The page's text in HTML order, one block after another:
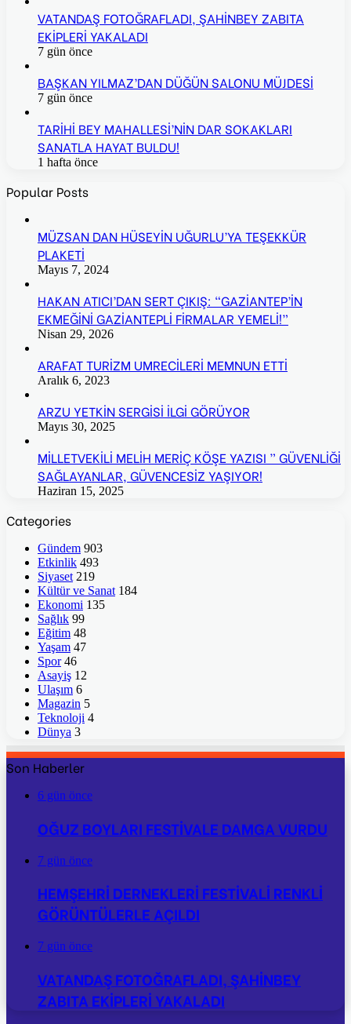
VATANDAŞ FOTOĞRAFLADI, ŞAHİNBEY ZABITA
EKİPLERİ YAKALADI
7 gün önce
BAŞKAN YILMAZ’DAN DÜĞÜN SALONU MÜJDESİ
7 gün önce
TARİHİ BEY MAHALLESİ’NİN DAR SOKAKLARI
SANATLA HAYAT BULDU!
1 hafta önce
Popular Posts
MÜZSAN DAN HÜSEYİN UĞURLU’YA TEŞEKKÜR
PLAKETİ
Mayıs 7, 2024
HAKAN ATICI’DAN SERT ÇIKIŞ: “GAZİANTEP’İN
EKMEĞİNİ GAZİANTEPLİ FİRMALAR YEMELİ!”
Nisan 29, 2026
ARAFAT TURİZM UMRECİLERİ MEMNUN ETTİ
Aralık 6, 2023
ARZU YETKİN SERGİSİ İLGİ GÖRÜYOR
Mayıs 30, 2025
MİLLETVEKİLİ MELİH MERİÇ KÖŞE YAZISI ” GÜVENLİĞİ
SAĞLAYANLAR, GÜVENCESİZ YAŞIYOR!
Haziran 15, 2025
Categories
Gündem 903
Etkinlik 493
Siyaset 219
Kültür ve Sanat 184
Ekonomi 135
Sağlık 99
Eğitim 48
Yaşam 47
Spor 46
Asayiş 12
Ulaşım 6
Magazin 5
Teknoloji 4
Dünya 3
Son Haberler
6 gün önce
OĞUZ BOYLARI FESTİVALE DAMGA VURDU
7 gün önce
HEMŞEHRİ DERNEKLERİ FESTİVALİ RENKLİ
GÖRÜNTÜLERLE AÇILDI
7 gün önce
VATANDAŞ FOTOĞRAFLADI, ŞAHİNBEY
ZABITA EKİPLERİ YAKALADI